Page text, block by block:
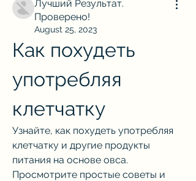
Лучший Результат.
Проверено!
August 25, 2023
Как похудеть
употребляя
клетчатку
Узнайте, как похудеть употребляя
клетчатку и другие продукты
питания на основе овса.
Просмотрите простые советы и